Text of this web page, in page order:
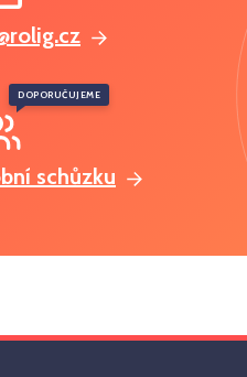
schůzku
DOPORUČUJEME